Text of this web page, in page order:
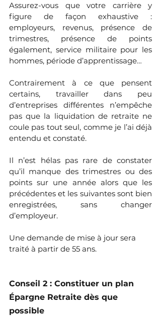
Assurez-vous que votre carrière y
figure de façon exhaustive :
employeurs, revenus, présence de
trimestres, présence de points
également, service militaire pour les
hommes, période d’apprentissage…
Contrairement à ce que pensent
certains, travailler dans peu
d’entreprises différentes n’empêche
pas que la liquidation de retraite ne
coule pas tout seul, comme je l’ai déjà
entendu et constaté.
Il n’est hélas pas rare de constater
qu’il manque des trimestres ou des
points sur une année alors que les
précédentes et les suivantes sont bien
enregistrées, sans changer
d’employeur.
Une demande de mise à jour sera
traité à partir de 55 ans.
Conseil 2 : Constituer un plan
Épargne Retraite dès que
possible